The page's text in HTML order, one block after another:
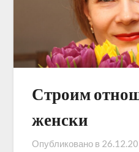
Строим
женски
Опубликовано в